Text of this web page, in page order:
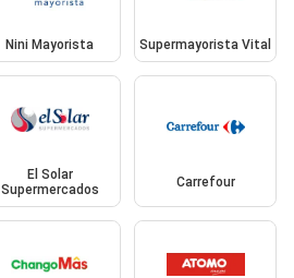
Nini Mayorista Supermayorista Vital
El Solar
Supermercados
Carrefour